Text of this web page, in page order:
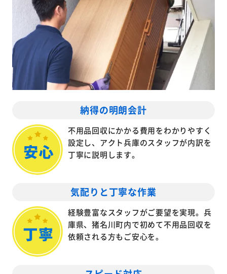
納得の明朗会計
不用品回収にかかる費用をわかりやすく
設定し、アクト兵庫のスタッフが内訳を
丁寧に説明します。
気配りと丁寧な作業
経験豊富なスタッフがご要望を実現。兵
庫県、猪名川町内で初めて不用品回収を
依頼される方もご安心を。